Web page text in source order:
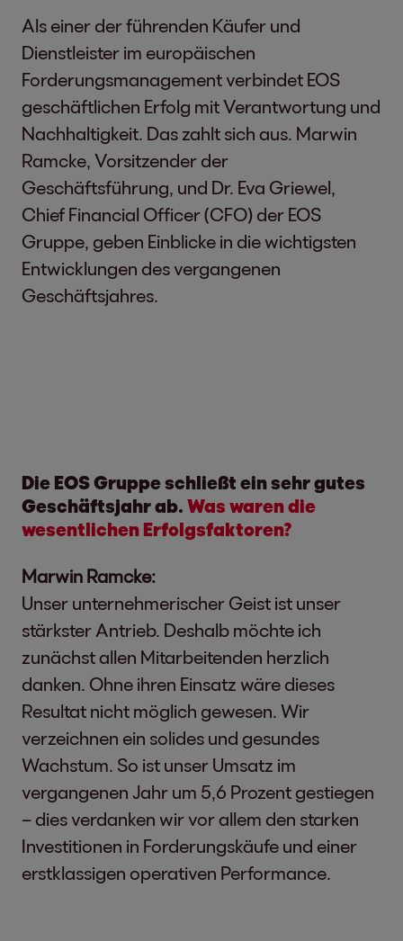
Als einer der führenden Käufer und
Dienstleister im europäischen
Forderungsmanagement verbindet EOS
geschäftlichen Erfolg mit Verantwortung und
Nachhaltigkeit. Das zahlt sich aus. Marwin
Ramcke, Vorsitzender der
Geschäftsführung, und Dr. Eva Griewel,
Chief Financial Officer (CFO) der EOS
Gruppe, geben Einblicke in die wichtigsten
Entwicklungen des vergangenen
Geschäftsjahres.
Die EOS Gruppe schließt ein sehr gutes
Geschäftsjahr ab. Was waren die
wesentlichen Erfolgsfaktoren?
Marwin Ramcke:
Unser unternehmerischer Geist ist unser
stärkster Antrieb. Deshalb möchte ich
zunächst allen Mitarbeitenden herzlich
danken. Ohne ihren Einsatz wäre dieses
Resultat nicht möglich gewesen. Wir
verzeichnen ein solides und gesundes
Wachstum. So ist unser Umsatz im
vergangenen Jahr um 5,6 Prozent gestiegen
– dies verdanken wir vor allem den starken
Investitionen in Forderungskäufe und einer
erstklassigen operativen Performance.